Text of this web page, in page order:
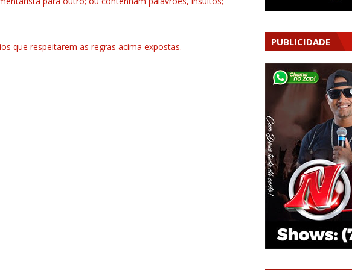
que respeitarem as regras acima expostas. PUBLICIDADE